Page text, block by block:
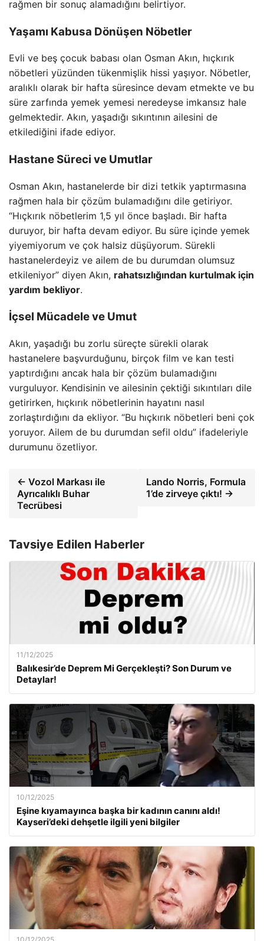
rağmen bir sonuç alamadığını belirtiyor.
Yaşamı Kabusa Dönüşen Nöbetler
Evli ve beş çocuk babası olan Osman Akın, hıçkırık
nöbetleri yüzünden tükenmişlik hissi yaşıyor. Nöbetler,
aralıklı olarak bir hafta süresince devam etmekte ve bu
süre zarfında yemek yemesi neredeyse imkansız hale
gelmektedir. Akın, yaşadığı sıkıntının ailesini de
etkilediğini ifade ediyor.
Hastane Süreci ve Umutlar
Osman Akın, hastanelerde bir dizi tetkik yaptırmasına
rağmen hala bir çözüm bulamadığını dile getiriyor.
“Hıçkırık nöbetlerim 1,5 yıl önce başladı. Bir hafta
duruyor, bir hafta devam ediyor. Bu süre içinde yemek
yiyemiyorum ve çok halsiz düşüyorum. Sürekli
hastanelerdeyiz ve ailem de bu durumdan olumsuz
etkileniyor” diyen Akın, rahatsızlığından kurtulmak için
yardım bekliyor.
İçsel Mücadele ve Umut
Akın, yaşadığı bu zorlu süreçte sürekli olarak
hastanelere başvurduğunu, birçok film ve kan testi
yaptırdığını ancak hala bir çözüm bulamadığını
vurguluyor. Kendisinin ve ailesinin çektiği sıkıntıları dile
getirirken, hıçkırık nöbetlerinin hayatını nasıl
zorlaştırdığını da ekliyor. “Bu hıçkırık nöbetleri beni çok
yoruyor. Ailem de bu durumdan sefil oldu” ifadeleriyle
durumunu özetliyor.
← Vozol Markası ile
Ayrıcalıklı Buhar
Tecrübesi
Lando Norris, Formula
1’de zirveye çıktı! →
Tavsiye Edilen Haberler
11/12/2025
Balıkesir’de Deprem Mi Gerçekleşti? Son Durum ve
Detaylar!
10/12/2025
Eşine kıyamayınca başka bir kadının canını aldı!
Kayseri’deki dehşetle ilgili yeni bilgiler